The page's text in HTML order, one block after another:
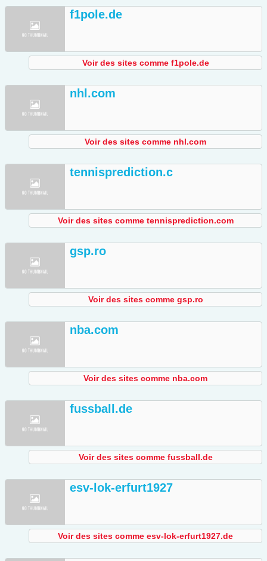
f1pole.de
Voir des sites comme f1pole.de
nhl.com
Voir des sites comme nhl.com
tennisprediction.c
Voir des sites comme tennisprediction.com
gsp.ro
Voir des sites comme gsp.ro
nba.com
Voir des sites comme nba.com
fussball.de
Voir des sites comme fussball.de
esv-lok-erfurt1927
Voir des sites comme esv-lok-erfurt1927.de